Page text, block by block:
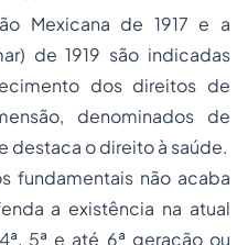
Mexicana de 1917 e a
de 1919 são indicadas
dos direitos de
denominados de
destaca o direito à saúde.
fundamentais não acaba
a existência na atual
5ª e até 6ª geração ou